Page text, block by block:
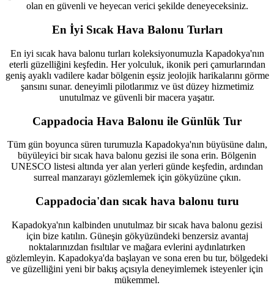
olan en güvenli ve heyecan verici şekilde deneyeceksiniz.
En İyi Sıcak Hava Balonu Turları
En iyi sıcak hava balonu turları koleksiyonumuzla Kapadokya'nın
eterli güzelliğini keşfedin. Her yolculuk, ikonik peri çamurlarından
geniş ayaklı vadilere kadar bölgenin eşsiz jeolojik harikalarını görme
şansını sunar. deneyimli pilotlarımız ve üst düzey hizmetimiz
unutulmaz ve güvenli bir macera yaşatır.
Cappadocia Hava Balonu ile Günlük Tur
Tüm gün boyunca süren turumuzla Kapadokya'nın büyüsüne dalın,
büyüleyici bir sıcak hava balonu gezisi ile sona erin. Bölgenin
UNESCO listesi altında yer alan yerleri günde keşfedin, ardından
surreal manzarayı gözlemlemek için gökyüzüne çıkın.
Cappadocia'dan sıcak hava balonu turu
Kapadokya'nın kalbinden unutulmaz bir sıcak hava balonu gezisi
için bize katılın. Güneşin gökyüzündeki benzersiz avantaj
noktalarınızdan fısıltılar ve mağara evlerini aydınlatırken
gözlemleyin. Kapadokya'da başlayan ve sona eren bu tur, bölgedeki
ve güzelliğini yeni bir bakış açısıyla deneyimlemek isteyenler için
mükemmel.